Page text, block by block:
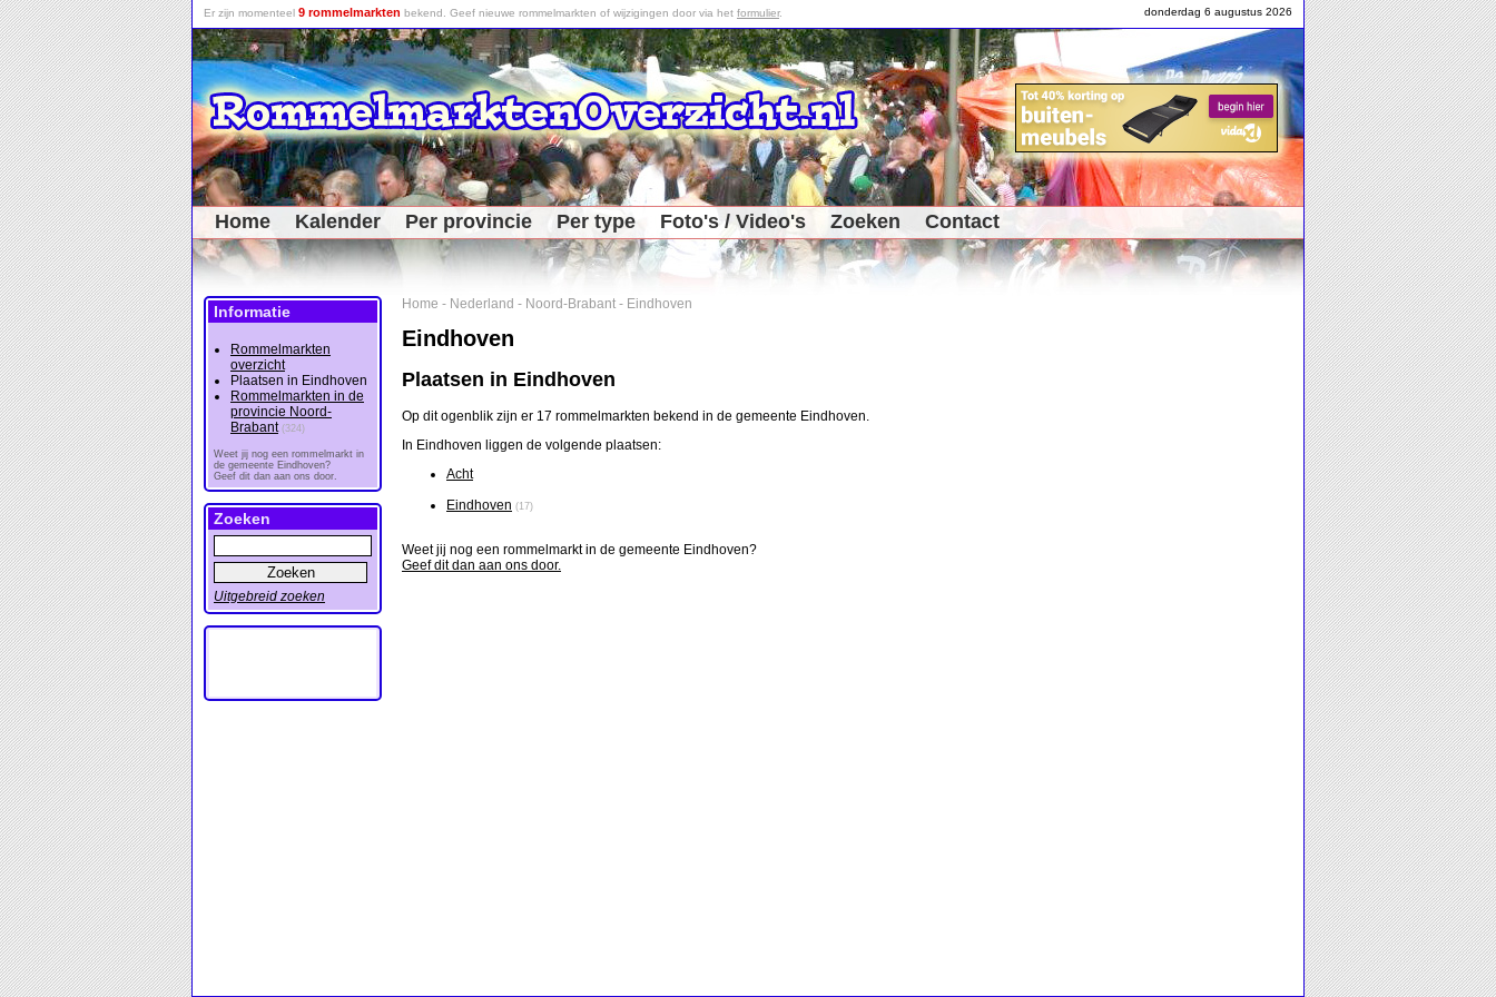
donderdag 6 augustus 2026
Er zijn momenteel 9 rommelmarkten bekend. Geef nieuwe rommelmarkten of wijzigingen door via het formulier.
Home Kalender Per provincie Per type Foto's / Video's Zoeken Contact
Home - Nederland - Noord-Brabant - Eindhoven
Eindhoven
Plaatsen in Eindhoven
Op dit ogenblik zijn er 17 rommelmarkten bekend in de gemeente Eindhoven.
In Eindhoven liggen de volgende plaatsen:
Acht
Eindhoven (17)
Weet jij nog een rommelmarkt in de gemeente Eindhoven?
Geef dit dan aan ons door.
Informatie
Rommelmarkten
overzicht
Plaatsen in Eindhoven
Rommelmarkten in de
provincie Noord-
Brabant (324)
Weet jij nog een rommelmarkt in
de gemeente Eindhoven?
Geef dit dan aan ons door.
Zoeken
Uitgebreid zoeken